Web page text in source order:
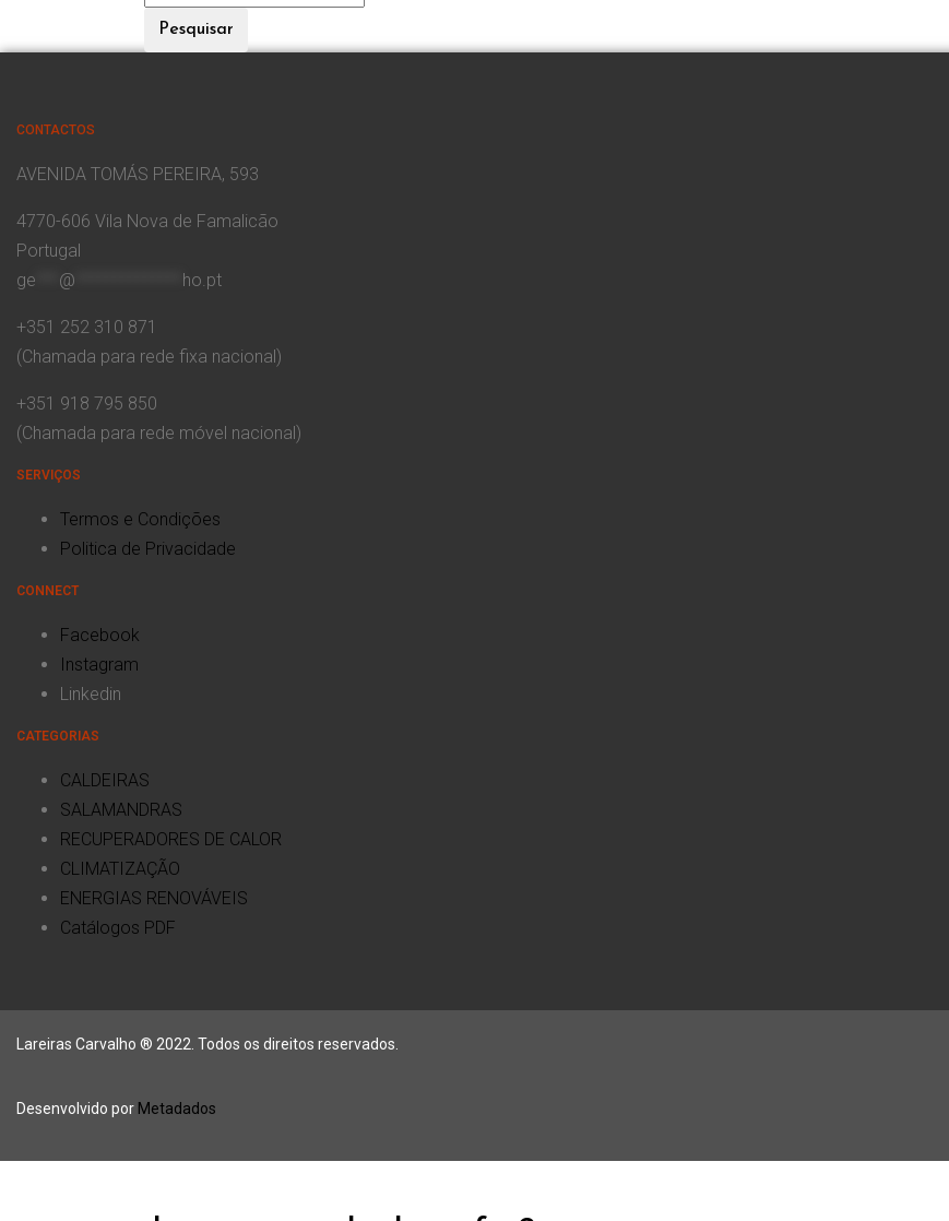
Pesquisar
CONTACTOS
AVENIDA TOMÁS PEREIRA, 593
4770-606 Vila Nova de Famalicão
Portugal
ge
@ ho.pt
+351 252 310 871
(Chamada para rede fixa nacional)
+351 918 795 850
(Chamada para rede móvel nacional)
SERVIÇOS
Termos e Condições
Politica de Privacidade
CONNECT
Facebook
Instagram
Linkedin
CATEGORIAS
CALDEIRAS
SALAMANDRAS
RECUPERADORES DE CALOR
CLIMATIZAÇÃO
ENERGIAS RENOVÁVEIS
Catálogos PDF
Lareiras Carvalho ® 2022. Todos os direitos reservados.
Desenvolvido por Metadados